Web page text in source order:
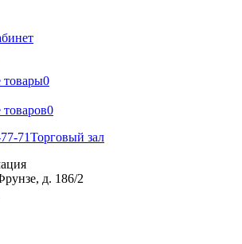
товары0
0
71Торговый зал
д. 186/2